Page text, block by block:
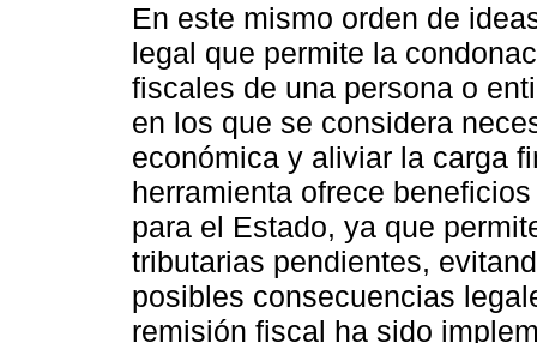
En este mismo orden de
legal que permite la
fiscales de una persona o
en los que se considera
económica y aliviar la carga
herramienta ofrece
para el Estado, ya que
tributarias pendientes,
posibles consecuencias
remisión fiscal ha sido